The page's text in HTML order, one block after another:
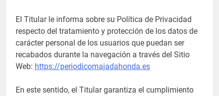
El Titular le informa sobre su Política de Privacidad
respecto del tratamiento y protección de los datos de
carácter personal de los usuarios que puedan ser
recabados durante la navegación a través del Sitio
Web: https://periodicomajadahonda.es
En este sentido, el Titular garantiza el cumplimiento